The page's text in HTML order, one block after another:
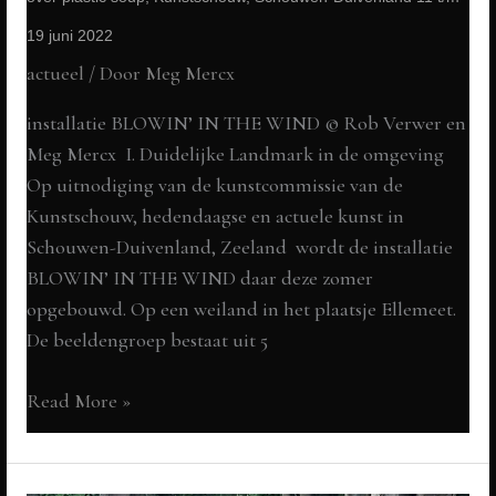
2022
19 juni 2022
actueel / Door Meg Mercx
installatie BLOWIN’ IN THE WIND © Rob Verwer en
Meg Mercx I. Duidelijke Landmark in de omgeving
Op uitnodiging van de kunstcommissie van de
Kunstschouw, hedendaagse en actuele kunst in
Schouwen-Duivenland, Zeeland wordt de installatie
BLOWIN’ IN THE WIND daar deze zomer
opgebouwd. Op een weiland in het plaatsje Ellemeet.
De beeldengroep bestaat uit 5
BLOWIN’
IN
THE
Read More »